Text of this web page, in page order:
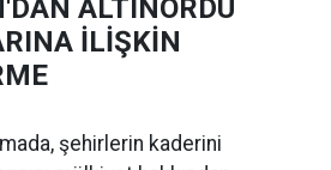
ALTINORDU
İLİŞKİN
şehirlerin kaderini